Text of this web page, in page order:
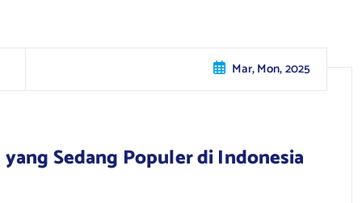
Mar, Mon, 2025
Sedang Populer di Indonesia